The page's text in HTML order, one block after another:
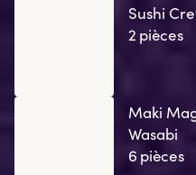
Sushi
2 pièces
Maki
Wasabi
6 pièces